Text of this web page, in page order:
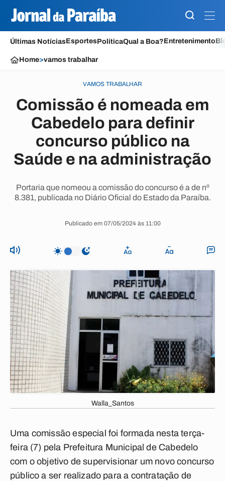
Últimas NotíciasEsportesPolíticaQual a Boa?Entretenimento
Home>vamos trabalhar
VAMOS TRABALHAR
Comissão é nomeada em
Cabedelo para definir
concurso público na
Saúde e na administração
Portaria que nomeou a comissão do concurso é a de nº
8.381, publicada no Diário Oficial do Estado da Paraíba.
Publicado em 07/05/2024 às 11:00
Walla_Santos
Uma comissão especial foi formada nesta terça-
feira (7) pela Prefeitura Municipal de Cabedelo
com o objetivo de supervisionar um novo concurso
público a ser realizado para a contratação de